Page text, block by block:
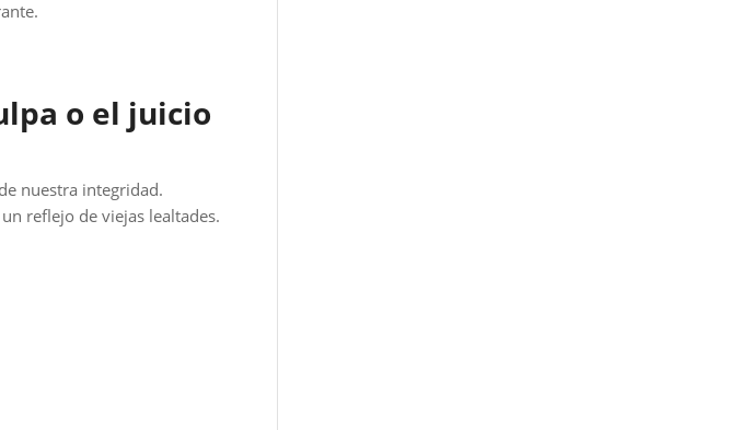
o el juicio
nuestra integridad.
reflejo de viejas lealtades.